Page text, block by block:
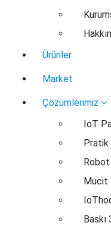
Ürünler
Market
Çözümlerimiz
IoT
Pratik
Mucit
Baskı